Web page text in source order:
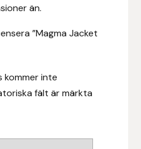
än.
”Magma Jacket
kommer inte
fält är märkta